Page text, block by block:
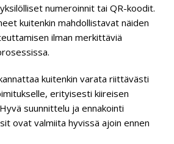
numeroinnit tai QR-koodit.
kuitenkin mahdollistavat näiden
ilman merkittäviä
kuitenkin varata riittävästi
erityisesti kiireisen
suunnittelu ja ennakointi
ovat valmiita hyvissä ajoin ennen